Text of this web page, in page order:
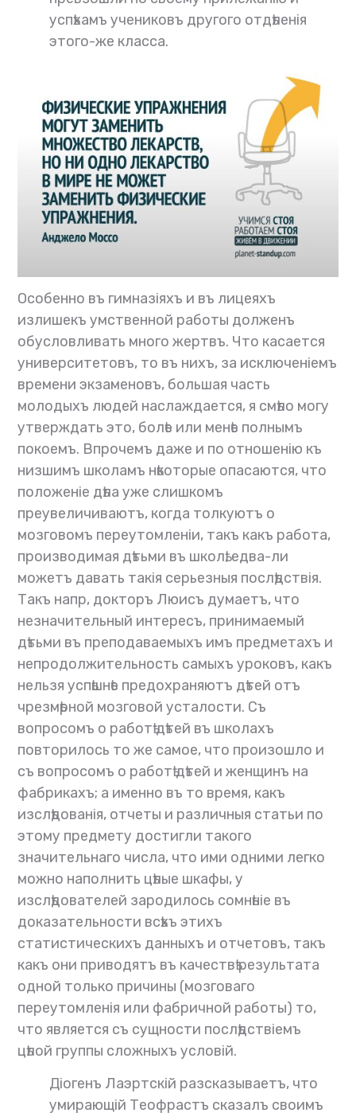
успѣхамъ учениковъ другого отдѣленія
этого-же класса.
Особенно въ гимназіяхъ и въ лицеяхъ
излишекъ умственной работы долженъ
обусловливать много жертвъ. Что касается
университетовъ, то въ нихъ, за исключеніемъ
времени экзаменовъ, большая часть
молодыхъ людей наслаждается, я смѣло могу
утверждать это, болѣе или менѣе полнымъ
покоемъ. Впрочемъ даже и по отношенію къ
низшимъ школамъ нѣкоторые опасаются, что
положеніе дѣла уже слишкомъ
преувеличиваютъ, когда толкуютъ о
мозговомъ переутомленіи, такъ какъ работа,
производимая дѣтьми въ школѣ, едва-ли
можетъ давать такія серьезныя послѣдствія.
Такъ напр, докторъ Люисъ думаетъ, что
незначительный интересъ, принимаемый
дѣтьми въ преподаваемыхъ имъ предметахъ и
непродолжительность самыхъ уроковъ, какъ
нельзя успѣшнѣе предохраняютъ дѣтей отъ
чрезмѣрной мозговой усталости. Съ
вопросомъ о работѣ дѣтей въ школахъ
повторилось то же самое, что произошло и
съ вопросомъ о работѣ дѣтей и женщинъ на
фабрикахъ; а именно въ то время, какъ
изслѣдованія, отчеты и различныя статьи по
этому предмету достигли такого
значительнаго числа, что ими одними легко
можно наполнить цѣлые шкафы, у
изслѣдователей зародилось сомнѣніе въ
доказательности всѣхъ этихъ
статистическихъ данныхъ и отчетовъ, такъ
какъ они приводятъ въ качествѣ результата
одной только причины (мозговаго
переутомленія или фабричной работы) то,
что является съ сущности послѣдствіемъ
цѣлой группы сложныхъ условій.
Діогенъ Лаэртскій разсказываетъ, что
умирающій Теофрастъ сказалъ своимъ